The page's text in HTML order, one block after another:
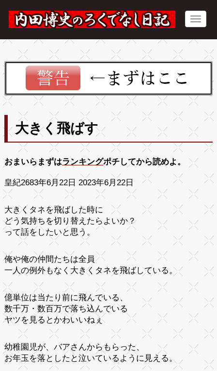
大きく飛ばす
おまいらまずはランキングポチしてから読めよ。
皇紀2683年6月22日 2023年6月22日
大きくタネを飛ばした時に
どう気持ちを切り替えたらよいか？
って話をしたいと思う。
俺や俺の仲間たちは全員
一人の例外もなく大きくタネを飛ばしている。
億単位は当たり前に飛んでいる、
数千万・数百万で落ち込んでいる
ヤツを見るとかわいいねぇ
幼稚園児が、バアさんからもらった、
お年玉を落としたと泣いているように見える。